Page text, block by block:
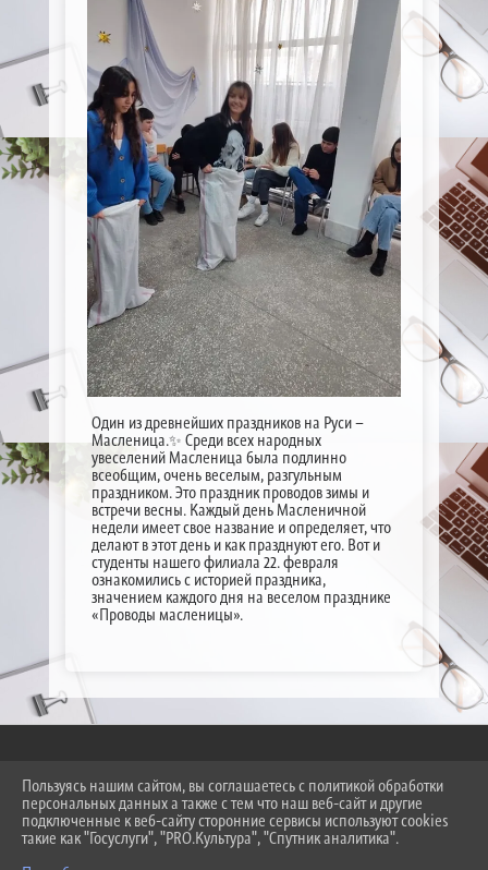
Один из древнейших праздников на Руси –
Масленица.✨ Среди всех народных
увеселений Масленица была подлинно
всеобщим, очень веселым, разгульным
праздником. Это праздник проводов зимы и
встречи весны. Каждый день Масленичной
недели имеет свое название и определяет, что
делают в этот день и как празднуют его. Вот и
студенты нашего филиала 22. февраля
ознакомились с историей праздника,
значением каждого дня на веселом празднике
«Проводы масленицы».
2026 Г. SKT-ESSENTUKI.RU
ВХОД
КАРТА САЙТА
Пользуясь нашим сайтом, вы соглашаетесь с политикой обработки
персональных данных а также с тем что наш веб-сайт и другие
подключенные к веб-сайту сторонние сервисы используют cookies
такие как "Госуслуги", "PRO.Культура", "Спутник аналитика".